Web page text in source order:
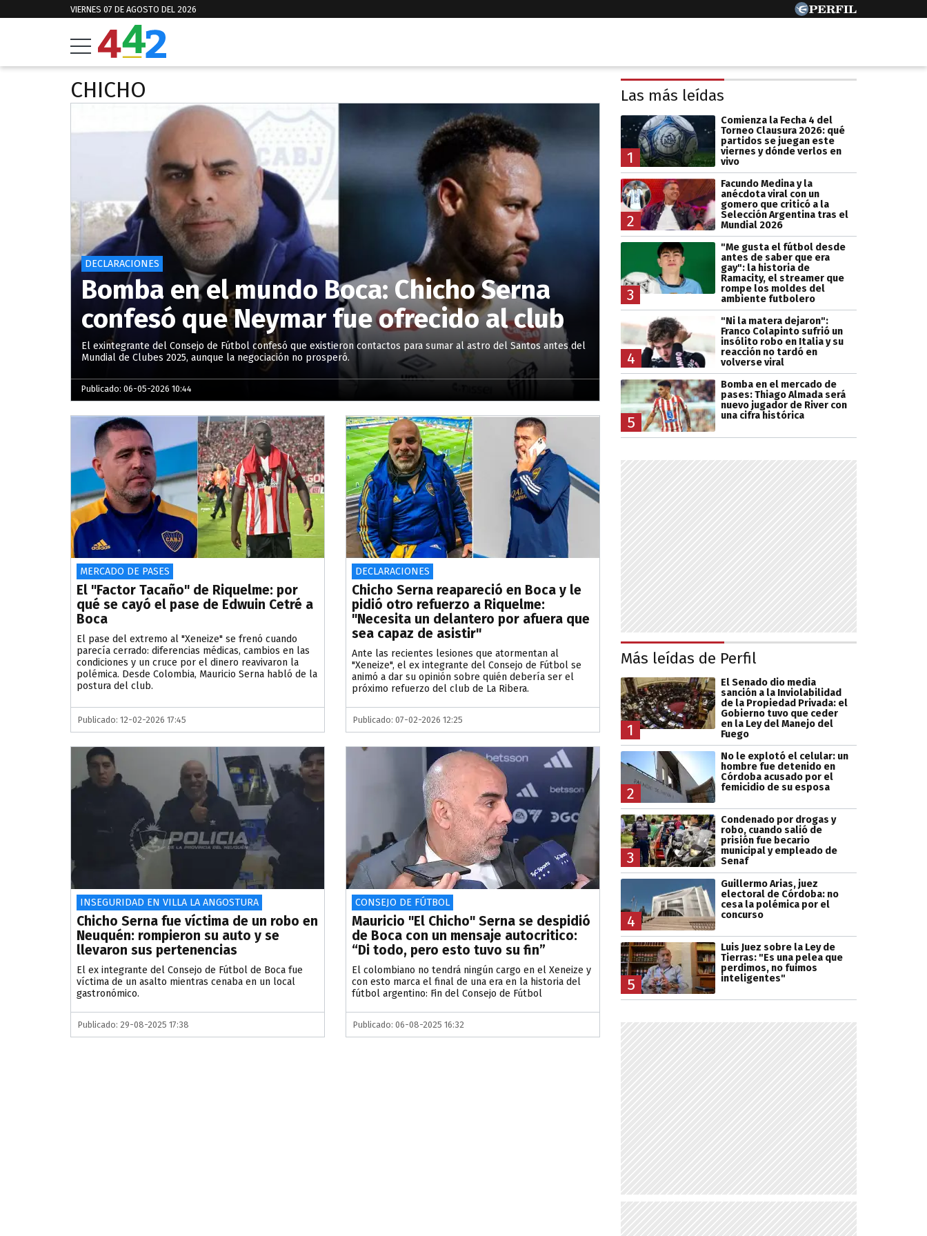
VIERNES 07 DE AGOSTO DEL 2026
CHICHO
DECLARACIONES
Bomba en el mundo Boca: Chicho Serna
confesó que Neymar fue ofrecido al club
El exintegrante del Consejo de Fútbol confesó que existieron contactos para sumar al astro del Santos antes del
Mundial de Clubes 2025, aunque la negociación no prosperó.
Publicado: 06-05-2026 10:44
MERCADO DE PASES
El "Factor Tacaño" de Riquelme: por
qué se cayó el pase de Edwuin Cetré a
Boca
El pase del extremo al "Xeneize" se frenó cuando
parecía cerrado: diferencias médicas, cambios en las
condiciones y un cruce por el dinero reavivaron la
polémica. Desde Colombia, Mauricio Serna habló de la
postura del club.
Publicado: 12-02-2026 17:45
DECLARACIONES
Chicho Serna reapareció en Boca y le
pidió otro refuerzo a Riquelme:
"Necesita un delantero por afuera que
sea capaz de asistir"
Ante las recientes lesiones que atormentan al
"Xeneize", el ex integrante del Consejo de Fútbol se
animó a dar su opinión sobre quién debería ser el
próximo refuerzo del club de La Ribera.
Publicado: 07-02-2026 12:25
INSEGURIDAD EN VILLA LA ANGOSTURA
Chicho Serna fue víctima de un robo en
Neuquén: rompieron su auto y se
llevaron sus pertenencias
El ex integrante del Consejo de Fútbol de Boca fue
víctima de un asalto mientras cenaba en un local
gastronómico.
Publicado: 29-08-2025 17:38
CONSEJO DE FÚTBOL
Mauricio "El Chicho" Serna se despidió
de Boca con un mensaje autocritico:
“Di todo, pero esto tuvo su fin”
El colombiano no tendrá ningún cargo en el Xeneize y
con esto marca el final de una era en la historia del
fútbol argentino: Fin del Consejo de Fútbol
Publicado: 06-08-2025 16:32
Las más leídas
1
Comienza la Fecha 4 del
Torneo Clausura 2026: qué
partidos se juegan este
viernes y dónde verlos en
vivo
2
Facundo Medina y la
anécdota viral con un
gomero que criticó a la
Selección Argentina tras el
Mundial 2026
3
"Me gusta el fútbol desde
antes de saber que era
gay": la historia de
Ramacity, el streamer que
rompe los moldes del
ambiente futbolero
4
"Ni la matera dejaron":
Franco Colapinto sufrió un
insólito robo en Italia y su
reacción no tardó en
volverse viral
5
Bomba en el mercado de
pases: Thiago Almada será
nuevo jugador de River con
una cifra histórica
Más leídas de Perfil
1
El Senado dio media
sanción a la Inviolabilidad
de la Propiedad Privada: el
Gobierno tuvo que ceder
en la Ley del Manejo del
Fuego
2
No le explotó el celular: un
hombre fue detenido en
Córdoba acusado por el
femicidio de su esposa
3
Condenado por drogas y
robo, cuando salió de
prisión fue becario
municipal y empleado de
Senaf
4
Guillermo Arias, juez
electoral de Córdoba: no
cesa la polémica por el
concurso
5
Luis Juez sobre la Ley de
Tierras: "Es una pelea que
perdimos, no fuimos
inteligentes"